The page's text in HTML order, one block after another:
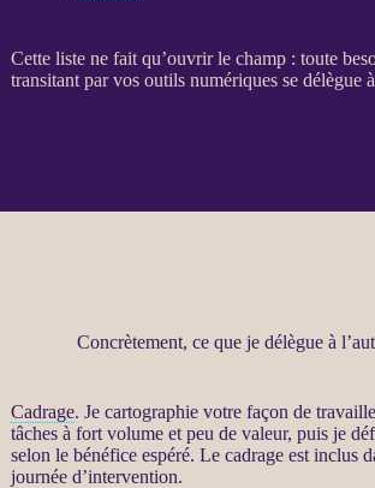
Cette liste ne fait qu’ouvrir le champ : toute
transitant par vos outils numériques se délègue
Concrètement, ce que je délègue à
Cadrage. Je cartographie votre façon de
tâches à fort volume et peu de valeur, puis je
selon le bénéfice espéré. Le cadrageest inclus
journée d’intervention.